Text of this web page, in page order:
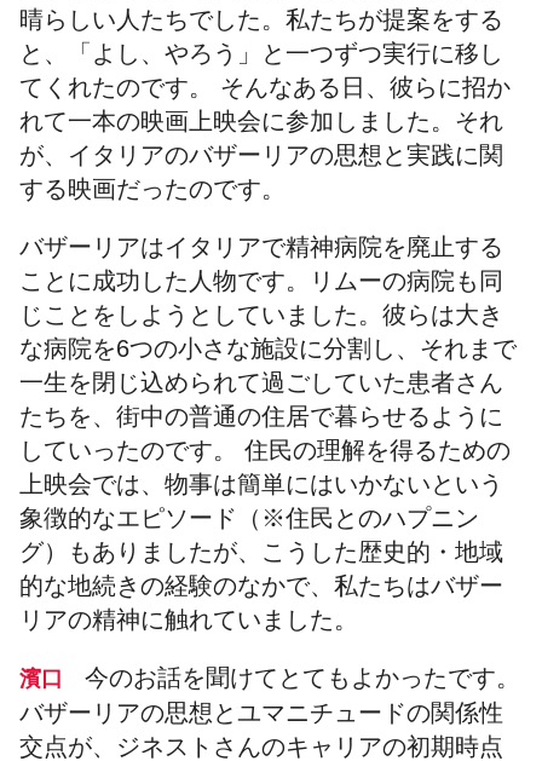
晴らしい人たちでした。私たちが提案をする
と、「よし、やろう」と一つずつ実行に移し
てくれたのです。 そんなある日、彼らに招か
れて一本の映画上映会に参加しました。それ
が、イタリアのバザーリアの思想と実践に関
する映画だったのです。
バザーリアはイタリアで精神病院を廃止する
ことに成功した人物です。リムーの病院も同
じことをしようとしていました。彼らは大き
な病院を6つの小さな施設に分割し、それまで
一生を閉じ込められて過ごしていた患者さん
たちを、街中の普通の住居で暮らせるように
していったのです。 住民の理解を得るための
上映会では、物事は簡単にはいかないという
象徴的なエピソード（※住民とのハプニン
グ）もありましたが、こうした歴史的・地域
的な地続きの経験のなかで、私たちはバザー
リアの精神に触れていました。
濱口今のお話を聞けてとてもよかったです。
バザーリアの思想とユマニチュードの関係性
交点が、ジネストさんのキャリアの初期時点